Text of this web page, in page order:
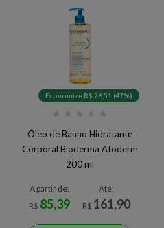
Economize R$ 76,51 (47%)
★ ★ ★ ★ ★
Óleo de Banho Hidratante
Corporal Bioderma Atoderm
200 ml
A partir de:
R$ 85,39
Até:
R$ 161,90